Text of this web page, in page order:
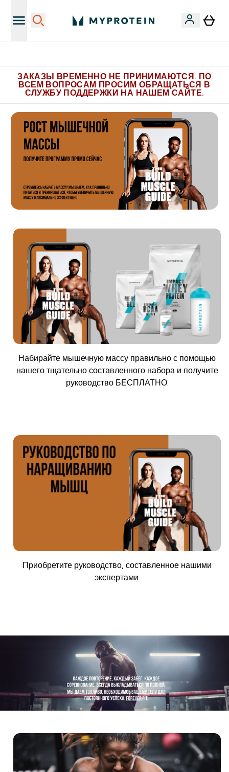
ЗАКАЗЫ ВРЕМЕННО НЕ ПРИНИМАЮТСЯ. ПО
ВСЕМ ВОПРОСАМ ПРОСИМ ОБРАЩАТЬСЯ В
СЛУЖБУ ПОДДЕРЖКИ НА НАШЕМ САЙТЕ.
Набирайте мышечную массу правильно с помощью
нашего тщательно составленного набора и получите
руководство БЕСПЛАТНО.
Приобретите руководство, составленное нашими
экспертами.